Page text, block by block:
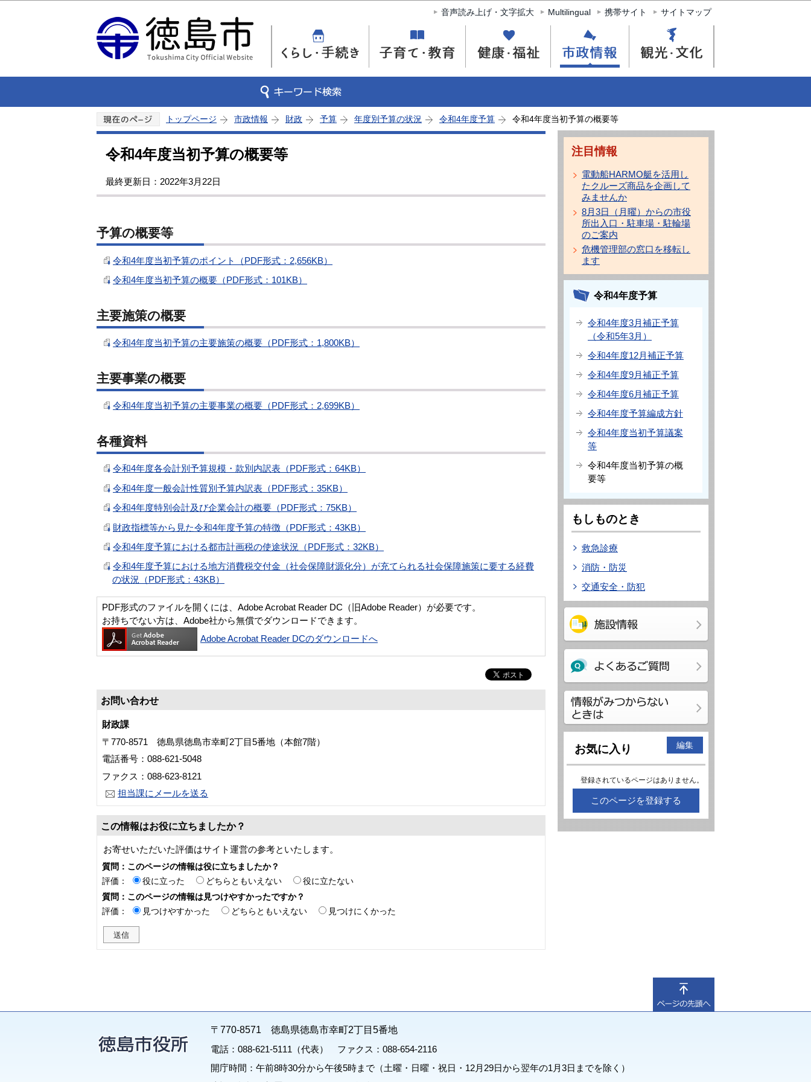
このページの本文へ移動
音声読み上げ・文字拡大 Multilingual 携帯サイト サイトマップ
トップページ 市政情報 財政 予算 年度別予算の状況 令和4年度予算 令和4年度当初予算の概要等
令和4年度当初予算の概要等
最終更新日：2022年3月22日
予算の概要等
令和4年度当初予算のポイント（PDF形式：2,656KB）
令和4年度当初予算の概要（PDF形式：101KB）
主要施策の概要
令和4年度当初予算の主要施策の概要（PDF形式：1,800KB）
主要事業の概要
令和4年度当初予算の主要事業の概要（PDF形式：2,699KB）
各種資料
令和4年度各会計別予算規模・款別内訳表（PDF形式：64KB）
令和4年度一般会計性質別予算内訳表（PDF形式：35KB）
令和4年度特別会計及び企業会計の概要（PDF形式：75KB）
財政指標等から見た令和4年度予算の特徴（PDF形式：43KB）
令和4年度予算における都市計画税の使途状況（PDF形式：32KB）
令和4年度予算における地方消費税交付金（社会保障財源化分）が充てられる社会保障施策に要する経費
の状況（PDF形式：43KB）
PDF形式のファイルを開くには、Adobe Acrobat Reader DC（旧Adobe Reader）が必要です。
お持ちでない方は、Adobe社から無償でダウンロードできます。
Adobe Acrobat Reader DCのダウンロードへ
お問い合わせ
財政課
〒770-8571 徳島県徳島市幸町2丁目5番地（本館7階）
電話番号：088-621-5048
ファクス：088-623-8121
担当課にメールを送る
この情報はお役に立ちましたか？
お寄せいただいた評価はサイト運営の参考といたします。
質問：このページの情報は役に立ちましたか？
評価：
役に立った どちらともいえない
役に立たない
質問：このページの情報は見つけやすかったですか？
評価：
見つけやすかった どちらともいえない 見つけにくかった
注目情報
電動船HARMO艇を活用し
たクルーズ商品を企画して
みませんか
8月3日（月曜）からの市役
所出入口・駐車場・駐輪場
のご案内
危機管理部の窓口を移転し
ます
令和4年度予算
令和4年度3月補正予算
（令和5年3月）
令和4年度12月補正予算
令和4年度9月補正予算
令和4年度6月補正予算
令和4年度予算編成方針
令和4年度当初予算議案
等
令和4年度当初予算の概
要等
もしものとき
救急診療
消防・防災
交通安全・防犯
お気に入り 編集
登録されているページはありません。
このページを登録する
〒770-8571 徳島県徳島市幸町2丁目5番地
電話：088-621-5111（代表） ファクス：088-654-2116
開庁時間：午前8時30分から午後5時まで（土曜・日曜・祝日・12月29日から翌年の1月3日までを除く）